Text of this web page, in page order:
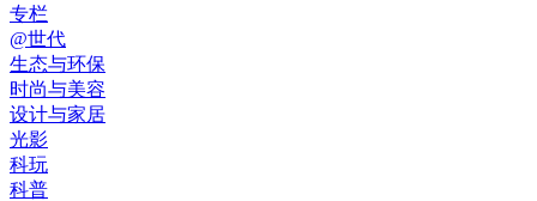
专栏
@世代
生态与环保
时尚与美容
设计与家居
光影
科玩
科普